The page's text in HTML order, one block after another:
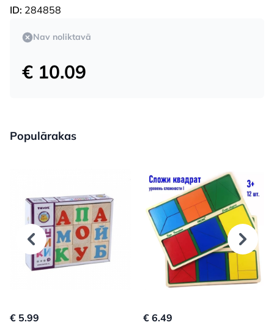
ID: 284858
Nav noliktavā
€ 10.09
Populārakas
€ 5.99 € 6.49